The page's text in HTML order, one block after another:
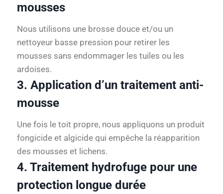
mousses
Nous utilisons une brosse douce et/ou un
nettoyeur basse pression pour retirer les
mousses sans endommager les tuiles ou les
ardoises.
3. Application d’un traitement anti-
mousse
Une fois le toit propre, nous appliquons un produit
fongicide et algicide qui empêche la réapparition
des mousses et lichens.
4. Traitement hydrofuge pour une
protection longue durée